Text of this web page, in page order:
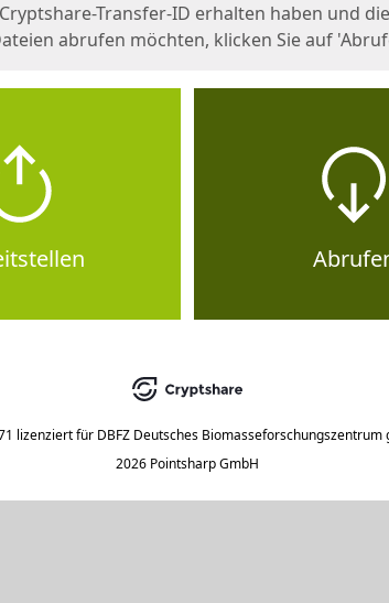
Transfer-ID erhalten haben und die
abrufen möchten, klicken Sie auf
lizenziert für DBFZ Deutsches Biomasseforschungszentrum
2026 Pointsharp GmbH